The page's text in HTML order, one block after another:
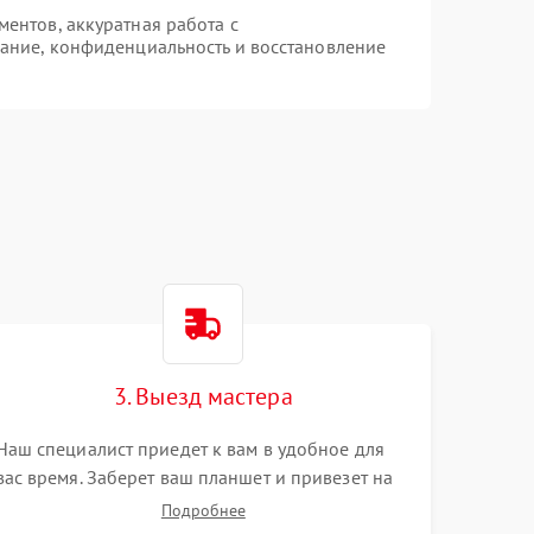
аккуратная работа с
конфиденциальность и восстановление
3. Выезд мастера
специалист приедет к вам в удобное для
время. Заберет ваш планшет и привезет на
склад для диагностики.Подробнее